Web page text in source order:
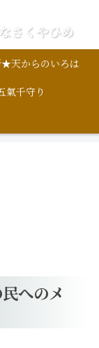
天からのいろは
氣千守り
へのメ